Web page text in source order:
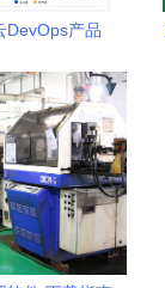
DevOps产品